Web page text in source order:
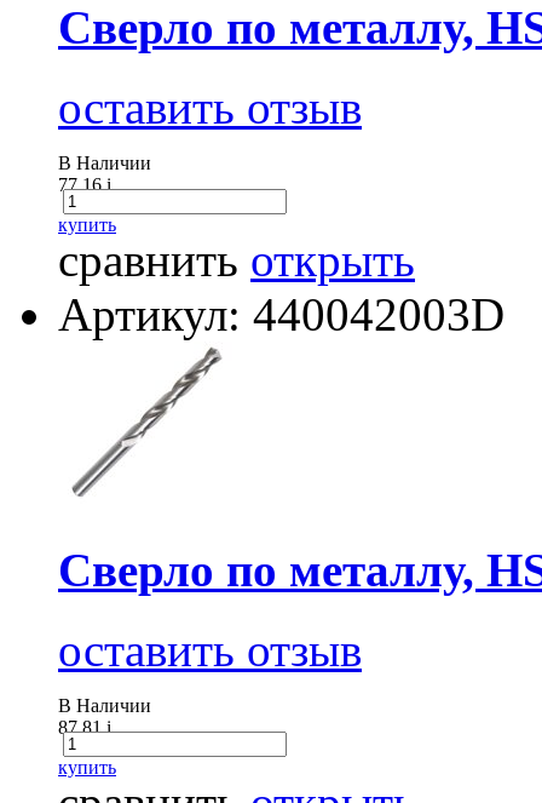
Сверло по металлу,
оставить отзыв
В Наличии
77.16i
купить
сравнить открыть
Артикул: 440042003D
Сверло по металлу,
оставить отзыв
В Наличии
87.81i
купить